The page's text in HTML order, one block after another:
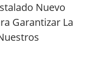
Nuevo
Garantizar La